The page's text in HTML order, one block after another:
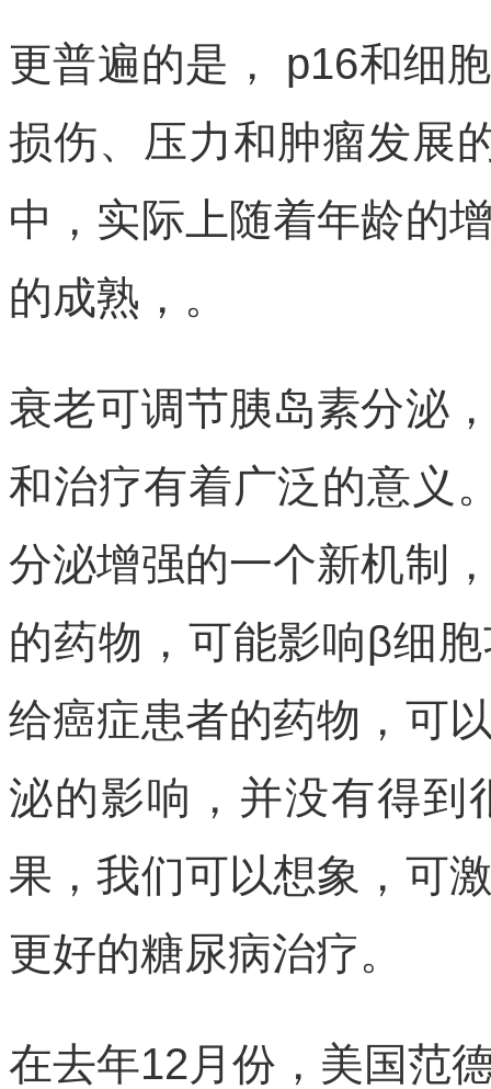
更普遍的是， p16和细
损伤、压力和肿瘤发展
中，实际上随着年龄的
的成熟，。
衰老可调节胰岛素分泌
和治疗有着广泛的意义
分泌增强的一个新机制
的药物，可能影响β细
给癌症患者的药物，可
泌的影响，并没有得到
果，我们可以想象，可
更好的糖尿病治疗。
在去年12月份，美国范